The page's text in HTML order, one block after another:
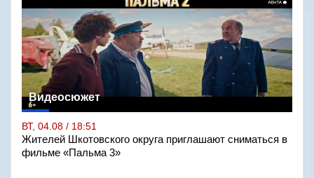
Видеосюжет
ВТ, 04.08 / 18:51
Жителей Шкотовского округа приглашают сниматься в
фильме «Пальма 3»